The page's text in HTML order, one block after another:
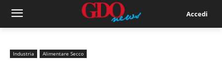
Accedi
Industria Alimentare Secco